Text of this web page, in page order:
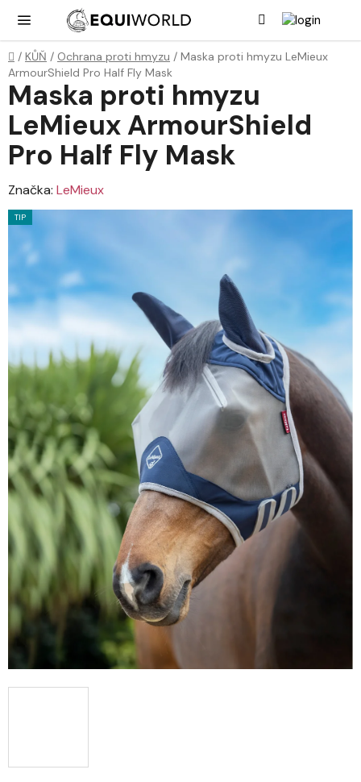
obsah
Domů
/ KŮŇ / Ochrana proti hmyzu / Maska proti hmyzu LeMieux
ArmourShield Pro Half Fly Mask
Maska proti hmyzu
LeMieux ArmourShield
Pro Half Fly Mask
Značka: LeMieux
TIP